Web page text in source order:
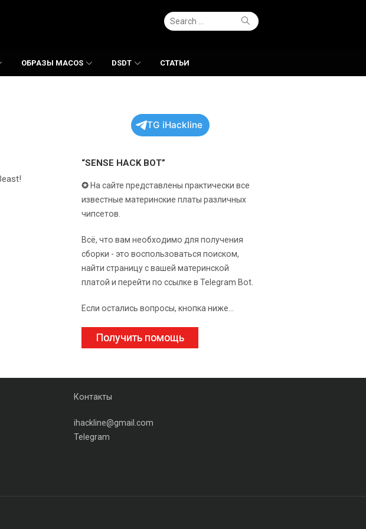
Search
for:
Search
ОБРАЗЫ MACOS DSDT СТАТЬИ
TG iHackline
“SENSE HACK BOT”
✪ На сайте представлены практически все
известные материнские платы различных
чипсетов.
Всё, что вам необходимо для получения
сборки - это воспользоваться поиском,
найти страницу с вашей материнской
платой и перейти по ссылке в Telegram Bot.
Если остались вопросы, кнопка ниже...
Получить помощь
Контакты
ihackline@gmail.com
Telegram